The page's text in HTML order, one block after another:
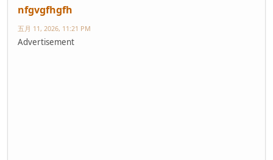
nfgvgfhgfh
五月 11, 2026, 11:21 PM
Advertisement